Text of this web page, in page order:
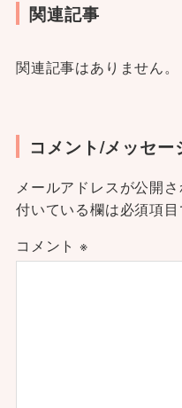
関連記事
関連記事はありません。
コメント/メッセー
メールアドレスが公開
付いている欄は必須項
コメント ※